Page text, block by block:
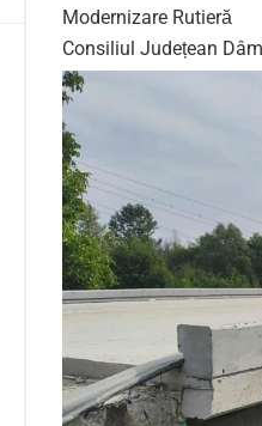
Modernizare Rutieră
Consiliul Județean